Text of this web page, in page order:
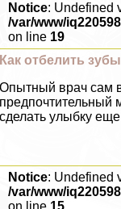
Notice: Undefined
/var/www/
on line 19
Как отбелить зубы
Опытный врач сам
предпочтительный
сделать улыбку
Notice: Undefined
/var/www/